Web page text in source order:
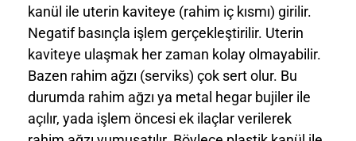
kanül ile uterin kaviteye (rahim iç kısmı) girilir.
Negatif basınçla işlem gerçekleştirilir. Uterin
kaviteye ulaşmak her zaman kolay olmayabilir.
Bazen rahim ağzı (serviks) çok sert olur. Bu
durumda rahim ağzı ya metal hegar bujiler ile
açılır, yada işlem öncesi ek ilaçlar verilerek